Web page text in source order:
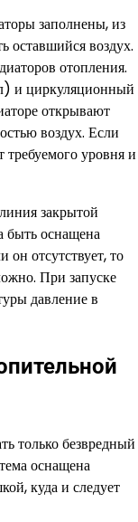
заполнены, из
оставшийся воздух.
отопления.
и циркуляционный
открывают
воздух. Если
требуемого уровня и
закрытой
быть оснащена
отсутствует, то
При запуске
давление в
только безвредный
оснащена
куда и следует